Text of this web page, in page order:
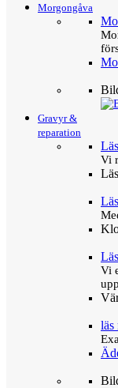
Morgongåva
Gravyr &
reparation
Vi
Vi
läs